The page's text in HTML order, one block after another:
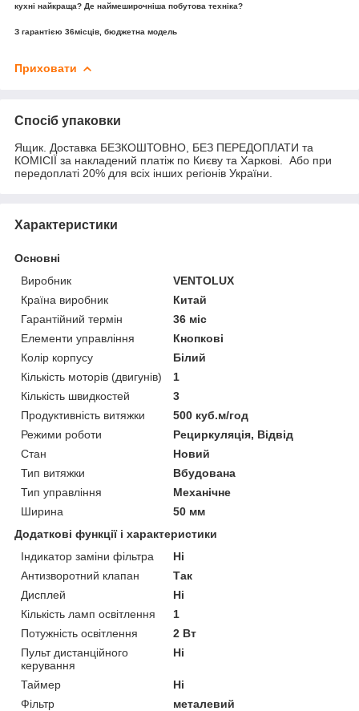
кухні найкраща? Де наймеширочніша побутова техніка?
З гарантією 36місців, бюджетна модель
Приховати
Спосіб упаковки
Ящик. Доставка БЕЗКОШТОВНО, БЕЗ ПЕРЕДОПЛАТИ та
КОМІСІЇ за накладений платіж по Києву та Харкові. Або при
передоплаті 20% для всіх інших регіонів України.
Характеристики
Основні
Виробник
VENTOLUX
Країна виробник
Китай
Гарантійний термін
36 міс
Елементи управління
Кнопкові
Колір корпусу
Білий
Кількість моторів (двигунів)
1
Кількість швидкостей
3
Продуктивність витяжки
500 куб.м/год
Режими роботи
Рециркуляція, Відвід
Стан
Новий
Тип витяжки
Вбудована
Тип управління
Механічне
Ширина
50 мм
Додаткові функції і характеристики
Індикатор заміни фільтра
Ні
Антизворотний клапан
Так
Дисплей
Ні
Кількість ламп освітлення
1
Потужність освітлення
2 Вт
Пульт дистанційного
керування
Ні
Таймер
Ні
Фільтр
металевий